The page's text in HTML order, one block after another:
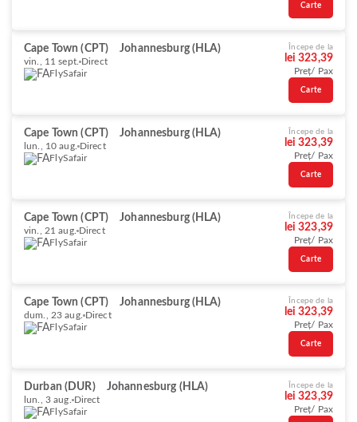
Carte
Cape Town (CPT) Johannesburg (HLA)
vin., 11 sept. Direct
FlySafair
Începe de la
lei 323,39
Preț/ Pax
Carte
Cape Town (CPT) Johannesburg (HLA)
lun., 10 aug. Direct
FlySafair
Începe de la
lei 323,39
Preț/ Pax
Carte
Cape Town (CPT) Johannesburg (HLA)
vin., 21 aug. Direct
FlySafair
Începe de la
lei 323,39
Preț/ Pax
Carte
Cape Town (CPT) Johannesburg (HLA)
dum., 23 aug. Direct
FlySafair
Începe de la
lei 323,39
Preț/ Pax
Carte
Durban (DUR) Johannesburg (HLA)
lun., 3 aug. Direct
FlySafair
Începe de la
lei 323,39
Preț/ Pax